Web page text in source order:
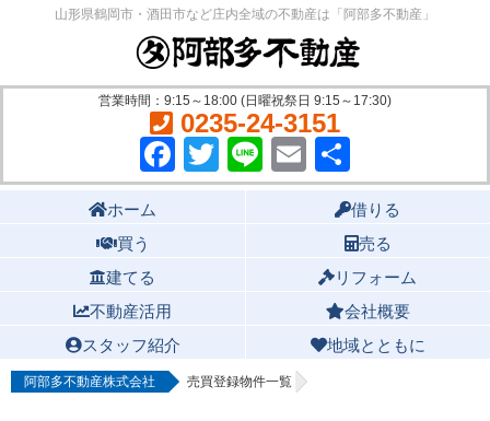
山形県鶴岡市・酒田市など庄内全域の不動産は「阿部多不動産」
営業時間：9:15～18:00 (日曜祝祭日 9:15～17:30)
0235-24-3151
Facebook
Twitter
LineEmail
有
ホーム
借りる
買う
売る
建てる
リフォーム
不動産活用
会社概要
スタッフ紹介
地域とともに
阿部多不動産株式会社 売買登録物件一覧